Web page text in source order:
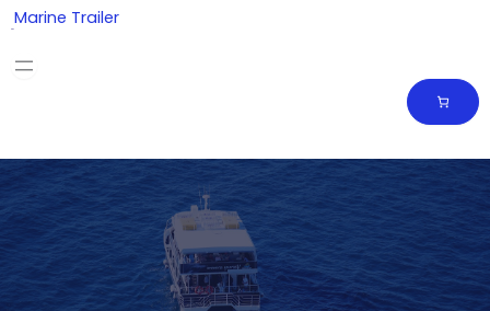
Skip
to
content
Marine Trailer